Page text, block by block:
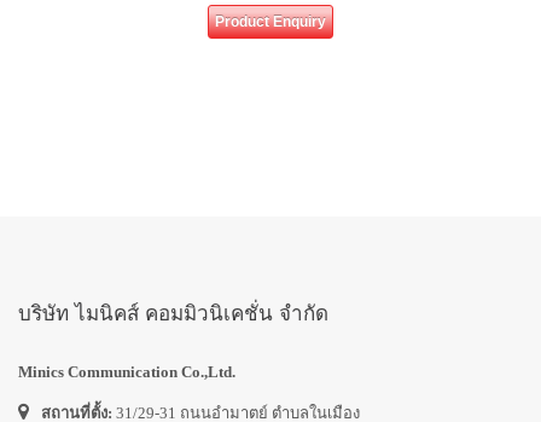
Product Enquiry
บริษัท ไมนิคส์ คอมมิวนิเคชั่น จำกัด
Minics Communication Co.,Ltd.
สถานที่ตั้ง: 31/29-31 ถนนอำมาตย์ ตำบลในเมือง